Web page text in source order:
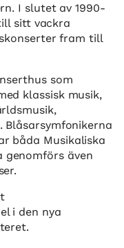
I slutet av 1990-
sitt vackra
fram till
som
klassisk musik,
Blåsarsymfonikerna
båda Musikaliska
genomförs även
i den nya